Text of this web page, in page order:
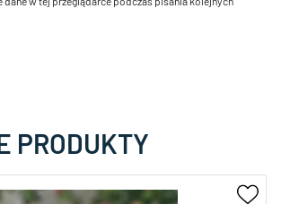
PRODUKTY